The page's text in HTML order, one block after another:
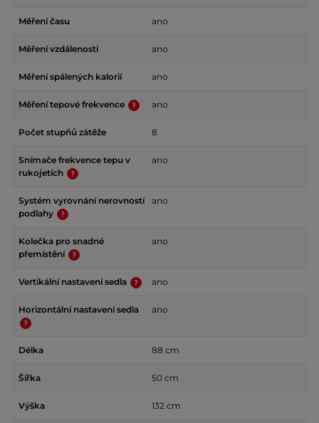
Měření času ano
Měření vzdálenosti ano
Měření spálených kalorií ano
Měření tepové frekvence ano
Počet stupňů zátěže 8
Snímače frekvence tepu v
rukojetích
ano
Systém vyrovnání nerovností
podlahy
ano
Kolečka pro snadné
přemístění
ano
Vertikální nastavení sedla ano
Horizontální nastavení sedla ano
Délka 88 cm
Šířka 50 cm
Výška 132 cm